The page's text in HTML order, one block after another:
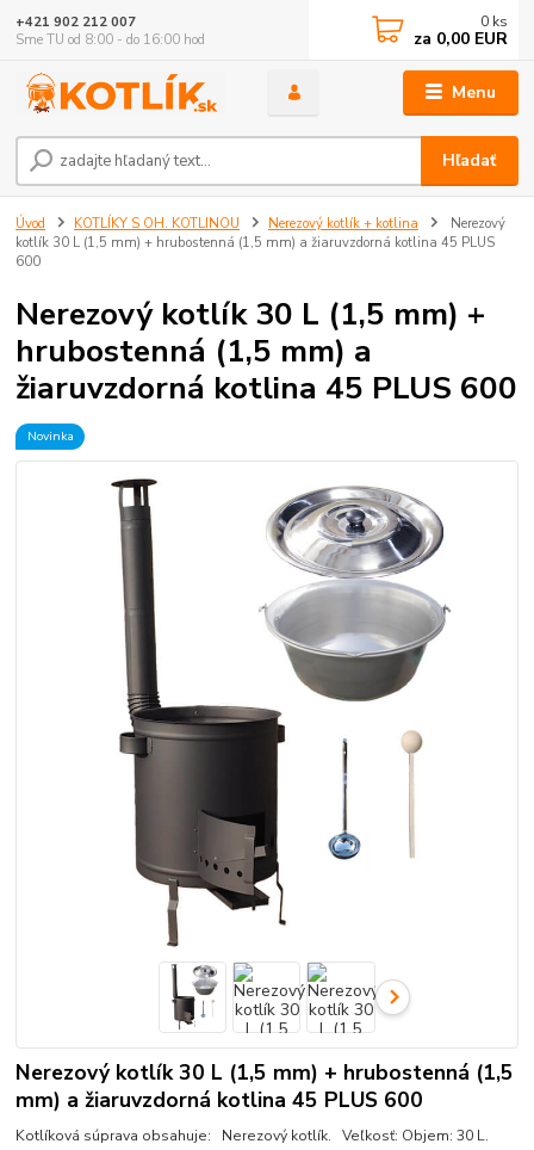
Menu
Hľadať
+421 902 212 007
Sme TU od 8:00 - do 16:00 hod
0 ks
za 0,00 EUR
Úvod KOTLÍKY S OH. KOTLINOU Nerezový kotlík + kotlina
Nerezový
kotlík 30 L (1,5 mm) + hrubostenná (1,5 mm) a žiaruvzdorná kotlina 45 PLUS
600
Nerezový kotlík 30 L (1,5 mm) +
hrubostenná (1,5 mm) a
žiaruvzdorná kotlina 45 PLUS 600
Novinka
Nerezový kotlík 30 L (1,5 mm) + hrubostenná (1,5
mm) a žiaruvzdorná kotlina 45 PLUS 600
Kotlíková súprava obsahuje: Nerezový kotlík. Veľkosť: Objem: 30 L.